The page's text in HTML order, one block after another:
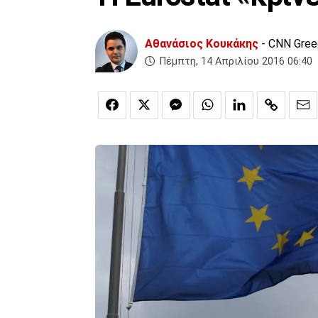
Αθανάσιος Κουκάκης - CNN
Πέμπτη, 14 Απριλίου 2016 06:40